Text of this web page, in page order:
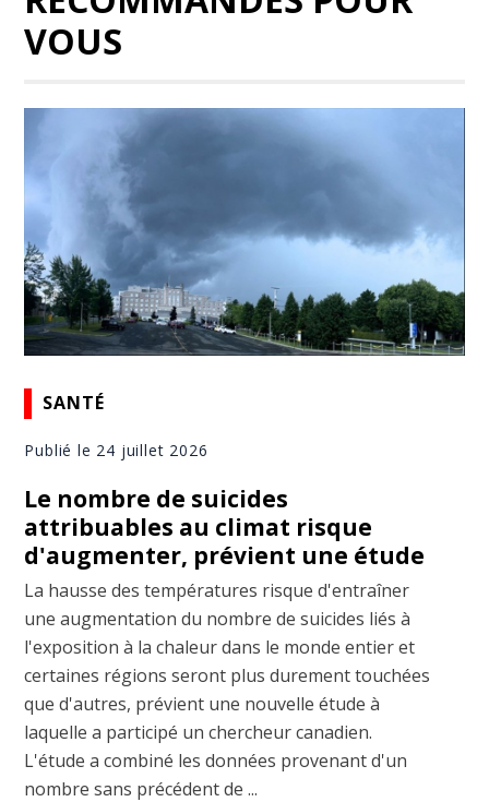
VOUS
SANTÉ
Publié le 24 juillet 2026
Le nombre de suicides
attribuables au climat risque
d'augmenter, prévient une étude
La hausse des températures risque d'entraîner
une augmentation du nombre de suicides liés à
l'exposition à la chaleur dans le monde entier et
certaines régions seront plus durement touchées
que d'autres, prévient une nouvelle étude à
laquelle a participé un chercheur canadien.
L'étude a combiné les données provenant d'un
nombre sans précédent de ...